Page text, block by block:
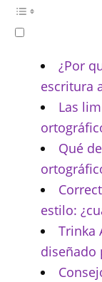
¿Por
escritura
Las
Qué
estilo:
Trinka
diseñado